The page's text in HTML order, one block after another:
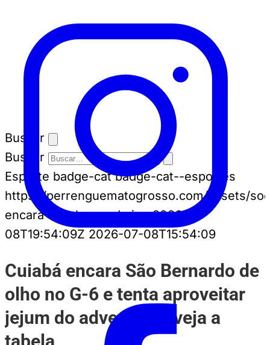
Buscar
Buscar
Esporte badge-cat badge-cat--esportes
https://perrenguematogrosso.com/assets/
encara-sao-bernardo.jpg 2026-07-
08T19:54:09Z 2026-07-08T15:54:09
Cuiabá encara São Bernardo de
olho no G-6 e tenta aproveitar
jejum do adversário; veja a